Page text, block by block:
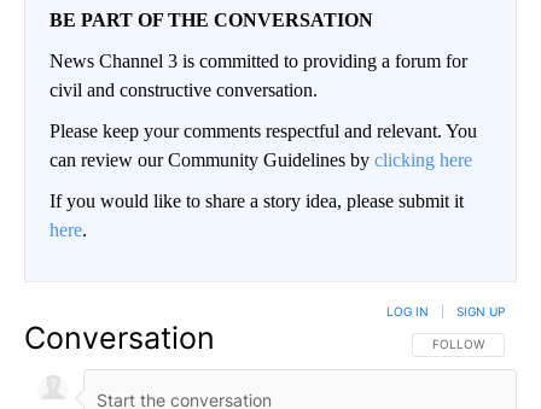
BE PART OF THE CONVERSATION
News Channel 3 is committed to providing a forum for
civil and constructive conversation.
Please keep your comments respectful and relevant. You
can review our Community Guidelines by clicking here
If you would like to share a story idea, please submit it
here.
Conversation FOLLOW THIS
FOLLOW
LOG IN SIGN UP